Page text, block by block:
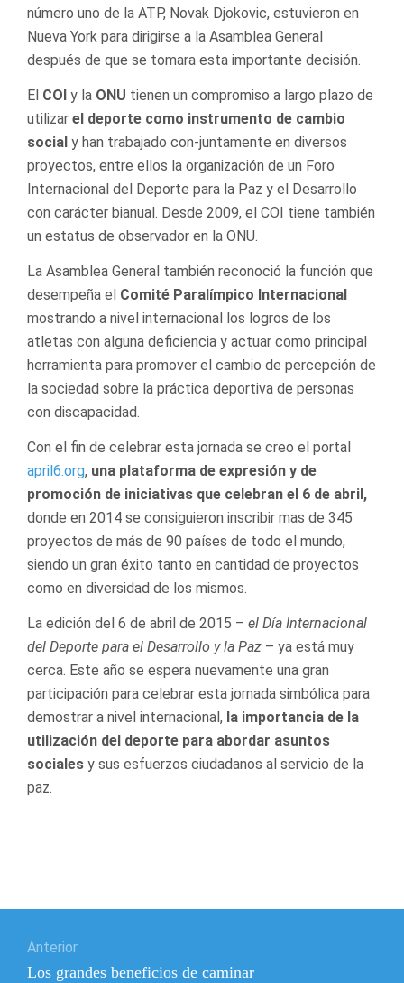
número uno de la ATP, Novak Djokovic, estuvieron en
Nueva York para dirigirse a la Asamblea General
después de que se tomara esta importante decisión.
El COI y la ONU tienen un compromiso a largo plazo de
utilizar el deporte como instrumento de cambio
social y han trabajado con-juntamente en diversos
proyectos, entre ellos la organización de un Foro
Internacional del Deporte para la Paz y el Desarrollo
con carácter bianual. Desde 2009, el COI tiene también
un estatus de observador en la ONU.
La Asamblea General también reconoció la función que
desempeña el Comité Paralímpico Internacional
mostrando a nivel internacional los logros de los
atletas con alguna deficiencia y actuar como principal
herramienta para promover el cambio de percepción de
la sociedad sobre la práctica deportiva de personas
con discapacidad.
Con el fin de celebrar esta jornada se creo el portal
april6.org, una plataforma de expresión y de
promoción de iniciativas que celebran el 6 de abril,
donde en 2014 se consiguieron inscribir mas de 345
proyectos de más de 90 países de todo el mundo,
siendo un gran éxito tanto en cantidad de proyectos
como en diversidad de los mismos.
La edición del 6 de abril de 2015 – el Día Internacional
del Deporte para el Desarrollo y la Paz – ya está muy
cerca. Este año se espera nuevamente una gran
participación para celebrar esta jornada simbólica para
demostrar a nivel internacional, la importancia de la
utilización del deporte para abordar asuntos
sociales y sus esfuerzos ciudadanos al servicio de la
paz.
Anterior
Entrada
Los grandes beneficios de caminar